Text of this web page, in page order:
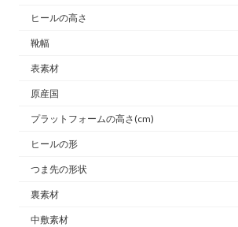
ヒールの高さ
靴幅
表素材
原産国
プラットフォームの高さ(cm)
ヒールの形
つま先の形状
裏素材
中敷素材